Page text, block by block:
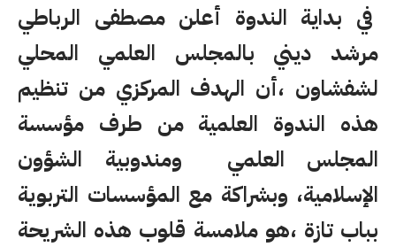
في بداية الندوة أعلن مصطفى الرباطي
مرشد ديني بالمجلس العلمي المحلي
لشفشاون ،أن الهدف المركزي من تنظيم
هذه الندوة العلمية من طرف مؤسسة
المجلس العلمي ومندوبية الشؤون
الإسلامية، وبشراكة مع المؤسسات التربوية
بباب تازة ،هو ملامسة قلوب هذه الشريحة